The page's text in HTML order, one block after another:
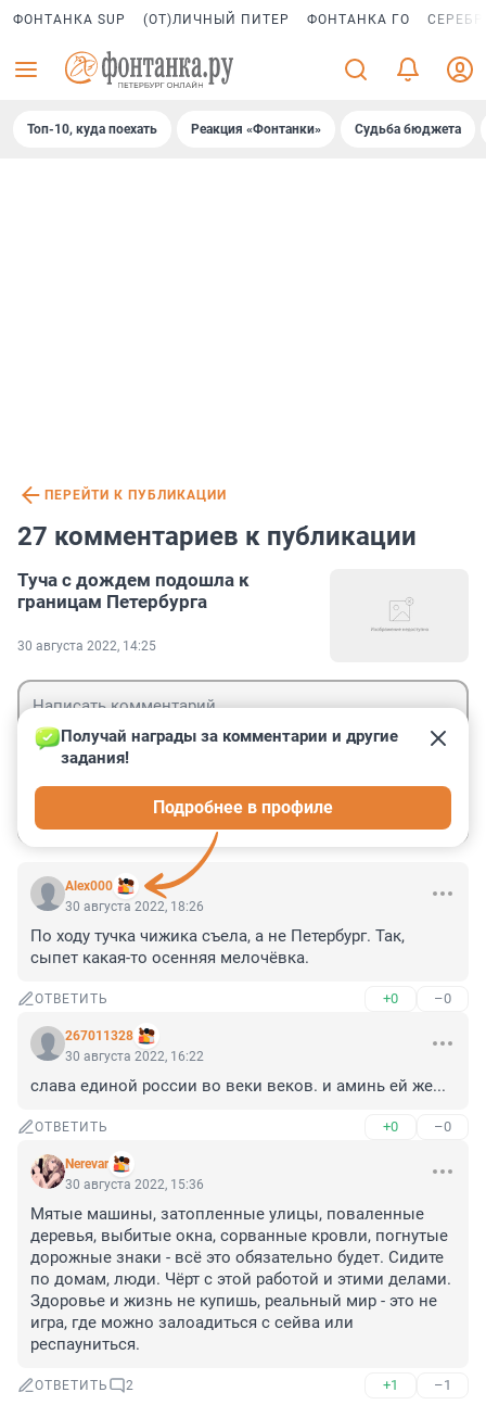
ФОНТАНКА SUP (ОТ)ЛИЧНЫЙ ПИТЕР ФОНТАНКА ГО
Топ-10, куда поехать Реакция «Фонтанки» Судьба бюджета
ПЕРЕЙТИ К ПУБЛИКАЦИИ
27 комментариев к публикации
Туча с дождем подошла к
границам Петербурга
30 августа 2022, 14:25
Alex000
Получай награды за комментарии и другие
задания!
Подробнее в профиле
30 августа 2022, 18:26
По ходу тучка чижика съела, а не Петербург. Так,
сыпет какая-то осенняя мелочёвка.
ОТВЕТИТЬ +0 –0
267011328
30 августа 2022, 16:22
слава единой россии во веки веков. и аминь ей же...
ОТВЕТИТЬ +0 –0
Nerevar
30 августа 2022, 15:36
Мятые машины, затопленные улицы, поваленные
деревья, выбитые окна, сорванные кровли, погнутые
дорожные знаки - всё это обязательно будет. Сидите
по домам, люди. Чёрт с этой работой и этими делами.
Здоровье и жизнь не купишь, реальный мир - это не
игра, где можно залоадиться с сейва или
респауниться.
ОТВЕТИТЬ 2 +1 –1